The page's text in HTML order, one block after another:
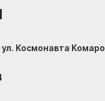
Космонавта